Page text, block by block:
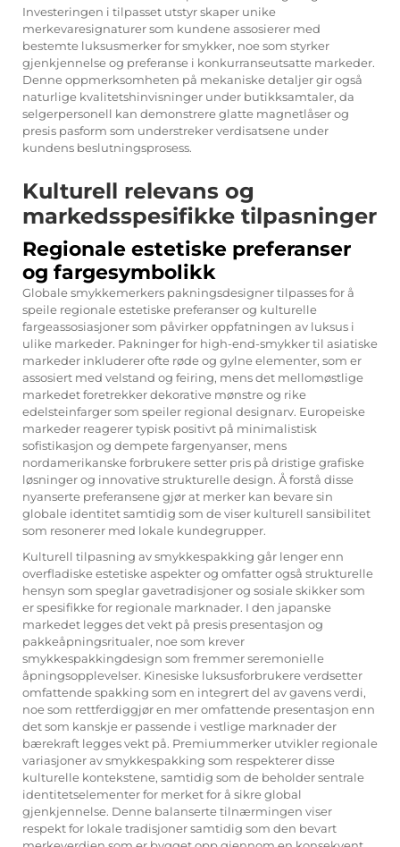
Investeringen i tilpasset utstyr skaper unike
merkevaresignaturer som kundene assosierer med
bestemte luksusmerker for smykker, noe som styrker
gjenkjennelse og preferanse i konkurranseutsatte markeder.
Denne oppmerksomheten på mekaniske detaljer gir også
naturlige kvalitetshinvisninger under butikksamtaler, da
selgerpersonell kan demonstrere glatte magnetlåser og
presis pasform som understreker verdisatsene under
kundens beslutningsprosess.
Kulturell relevans og
markedsspesifikke tilpasninger
Regionale estetiske preferanser
og fargesymbolikk
Globale smykkemerkers pakningsdesigner tilpasses for å
speile regionale estetiske preferanser og kulturelle
fargeassosiasjoner som påvirker oppfatningen av luksus i
ulike markeder. Pakninger for high-end-smykker til asiatiske
markeder inkluderer ofte røde og gylne elementer, som er
assosiert med velstand og feiring, mens det mellomøstlige
markedet foretrekker dekorative mønstre og rike
edelsteinfarger som speiler regional designarv. Europeiske
markeder reagerer typisk positivt på minimalistisk
sofistikasjon og dempete fargenyanser, mens
nordamerikanske forbrukere setter pris på dristige grafiske
løsninger og innovative strukturelle design. Å forstå disse
nyanserte preferansene gjør at merker kan bevare sin
globale identitet samtidig som de viser kulturell sansibilitet
som resonerer med lokale kundegrupper.
Kulturell tilpasning av smykkespakking går lenger enn
overfladiske estetiske aspekter og omfatter også strukturelle
hensyn som speglar gavetradisjoner og sosiale skikker som
er spesifikke for regionale marknader. I den japanske
markedet legges det vekt på presis presentasjon og
pakkeåpningsritualer, noe som krever
smykkespakkingdesign som fremmer seremonielle
åpningsopplevelser. Kinesiske luksusforbrukere verdsetter
omfattende spakking som en integrert del av gavens verdi,
noe som rettferdiggjør en mer omfattende presentasjon enn
det som kanskje er passende i vestlige marknader der
bærekraft legges vekt på. Premiummerker utvikler regionale
variasjoner av smykkespakking som respekterer disse
kulturelle kontekstene, samtidig som de beholder sentrale
identitetselementer for merket for å sikre global
gjenkjennelse. Denne balanserte tilnærmingen viser
respekt for lokale tradisjoner samtidig som den bevart